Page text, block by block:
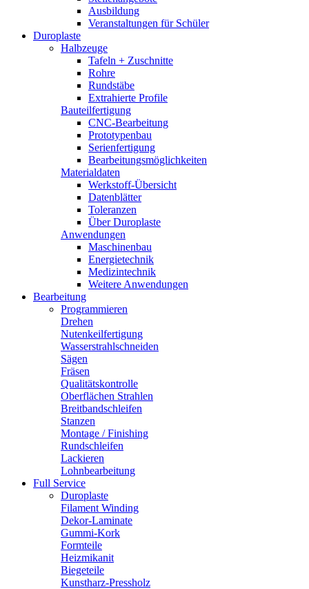
Ausbildung
Veranstaltungen für Schüler
Duroplaste
Halbzeuge
Tafeln + Zuschnitte
Rohre
Rundstäbe
Extrahierte Profile
Bauteilfertigung
CNC-Bearbeitung
Prototypenbau
Serienfertigung
Bearbeitungsmöglichkeiten
Materialdaten
Werkstoff-Übersicht
Datenblätter
Toleranzen
Über Duroplaste
Anwendungen
Maschinenbau
Energietechnik
Medizintechnik
Weitere Anwendungen
Bearbeitung
Programmieren
Drehen
Nutenkeilfertigung
Wasserstrahlschneiden
Sägen
Fräsen
Qualitätskontrolle
Oberflächen Strahlen
Breitbandschleifen
Stanzen
Montage / Finishing
Rundschleifen
Lackieren
Lohnbearbeitung
Full Service
Duroplaste
Filament Winding
Dekor-Laminate
Gummi-Kork
Formteile
Heizmikanit
Biegeteile
Kunstharz-Pressholz